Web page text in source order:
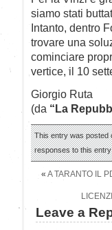
siamo stati
Intanto, dentro
trovare una
cominciare
vertice, il 10
Giorgio Ruta
(da “La
This entry was posted
responses to this
« A TARANTO IL
Leave a